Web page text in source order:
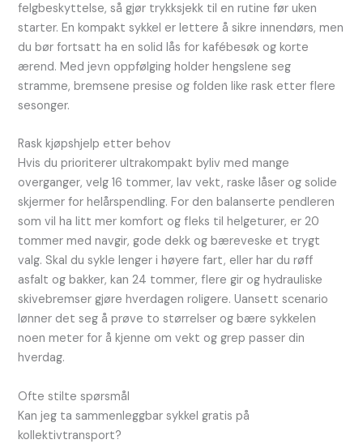
felgbeskyttelse, så gjør trykksjekk til en rutine før uken
starter. En kompakt sykkel er lettere å sikre innendørs, men
du bør fortsatt ha en solid lås for kafébesøk og korte
ærend. Med jevn oppfølging holder hengslene seg
stramme, bremsene presise og folden like rask etter flere
sesonger.
Rask kjøpshjelp etter behov
Hvis du prioriterer ultrakompakt byliv med mange
overganger, velg 16 tommer, lav vekt, raske låser og solide
skjermer for helårspendling. For den balanserte pendleren
som vil ha litt mer komfort og fleks til helgeturer, er 20
tommer med navgir, gode dekk og bæreveske et trygt
valg. Skal du syk­le lenger i høyere fart, eller har du røff
asfalt og bakker, kan 24 tommer, flere gir og hydrauliske
skivebremser gjøre hverdagen roligere. Uansett scenario
lønner det seg å prøve to størrelser og bære sykkelen
noen meter for å kjenne om vekt og grep passer din
hverdag.
Ofte stilte spørsmål
Kan jeg ta sammenleggbar sykkel gratis på
kollektivtransport?